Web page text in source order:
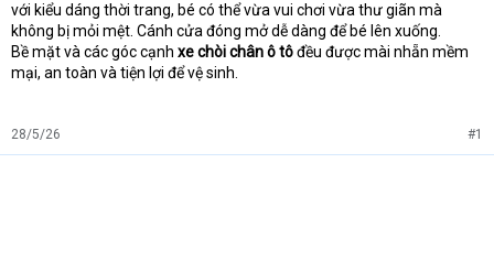
với kiểu dáng thời trang, bé có thể vừa vui chơi vừa thư giãn mà
không bị mỏi mệt. Cánh cửa đóng mở dễ dàng để bé lên xuống.
Bề mặt và các góc cạnh xe chòi chân ô tôđều được mài nhẵn mềm
mại, an toàn và tiện lợi để vệ sinh.
28/5/26 #1